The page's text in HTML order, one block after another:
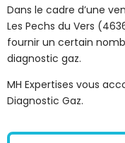
Dans le cadre d’une
Les Pechs du Vers
fournir un certain
diagnostic gaz.
MH Expertises vous
Diagnostic Gaz.